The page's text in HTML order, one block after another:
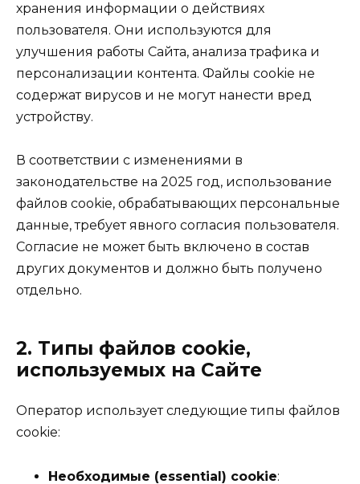
хранения информации о действиях
пользователя. Они используются для
улучшения работы Сайта, анализа трафика и
персонализации контента. Файлы cookie не
содержат вирусов и не могут нанести вред
устройству.
В соответствии с изменениями в
законодательстве на 2025 год, использование
файлов cookie, обрабатывающих персональные
данные, требует явного согласия пользователя.
Согласие не может быть включено в состав
других документов и должно быть получено
отдельно.
2. Типы файлов cookie,
используемых на Сайте
Оператор использует следующие типы файлов
cookie:
Необходимые (essential) cookie: